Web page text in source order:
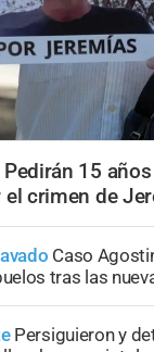
Pedirán 15
el crimen de
Caso
tras las
Persiguieron y